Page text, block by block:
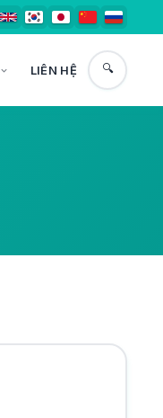
LIÊN HỆ 🔍